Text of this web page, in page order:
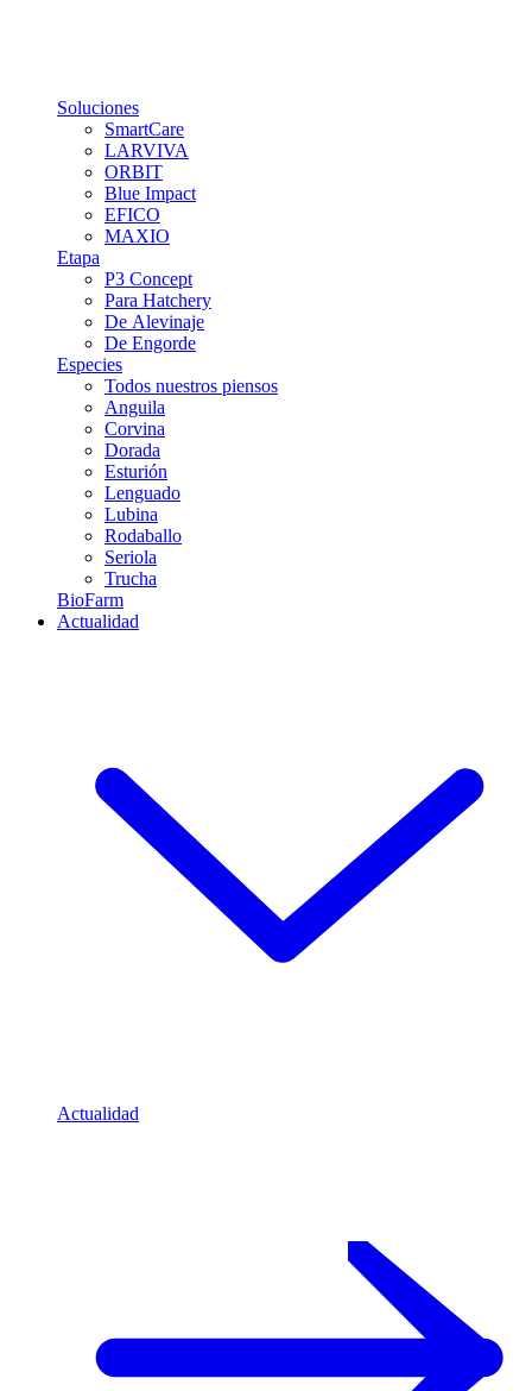
Soluciones
SmartCare
LARVIVA
ORBIT
Blue Impact
EFICO
MAXIO
Etapa
P3 Concept
Para Hatchery
De Alevinaje
De Engorde
Especies
Todos nuestros piensos
Anguila
Corvina
Dorada
Esturión
Lenguado
Lubina
Rodaballo
Seriola
Trucha
BioFarm
Actualidad
Actualidad